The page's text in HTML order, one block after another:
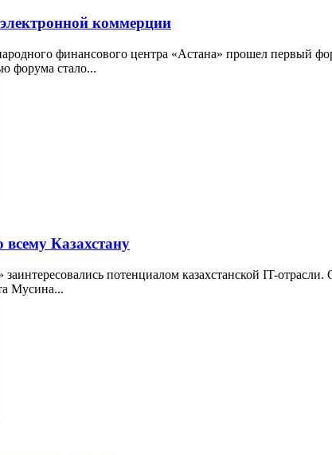
коммерции
финансового центра «Астана» прошел первый
форума стало...
Казахстану
потенциалом казахстанской IT-
Мусина...